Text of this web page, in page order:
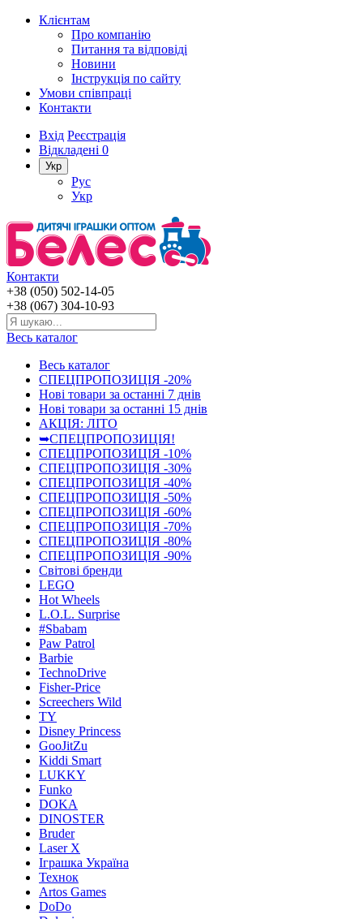
Клієнтам
Про компанію
Питання та відповіді
Новини
Інструкція по сайту
Умови співпраці
Контакти
Вхід Реєстрація
Відкладені 0
Укр
Рус
Укр
Контакти
+38 (050) 502-14-05
+38 (067) 304-10-93
Весь каталог
Весь каталог
СПЕЦПРОПОЗИЦІЯ -20%
Нові товари за останнi 7 днiв
Нові товари за останнi 15 днiв
АКЦІЯ: ЛІТО
➥СПЕЦПРОПОЗИЦІЯ!
СПЕЦПРОПОЗИЦІЯ -10%
СПЕЦПРОПОЗИЦІЯ -30%
СПЕЦПРОПОЗИЦІЯ -40%
СПЕЦПРОПОЗИЦІЯ -50%
СПЕЦПРОПОЗИЦІЯ -60%
СПЕЦПРОПОЗИЦІЯ -70%
СПЕЦПРОПОЗИЦІЯ -80%
СПЕЦПРОПОЗИЦІЯ -90%
Світові бренди
LEGO
Hot Wheels
L.O.L. Surprise
#Sbabam
Paw Patrol
Barbie
TechnoDrive
Fisher-Price
Screechers Wild
TY
Disney Princess
GooJitZu
Kiddi Smart
LUKKY
Funko
DOKA
DINOSTER
Bruder
Laser X
Іграшка Україна
Технок
Artos Games
DoDo